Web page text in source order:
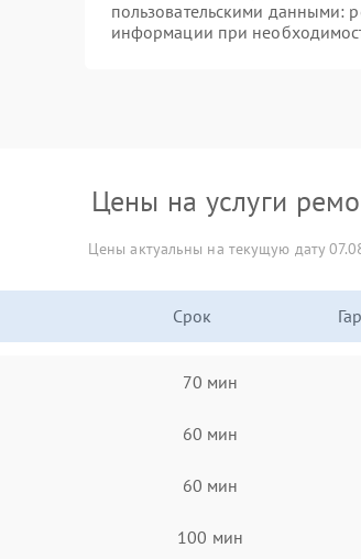
пользовательскими данными:
информации при
Цены на услуги
Цены актуальны на текущую дату
Срок
70 мин
60 мин
60 мин
100 мин